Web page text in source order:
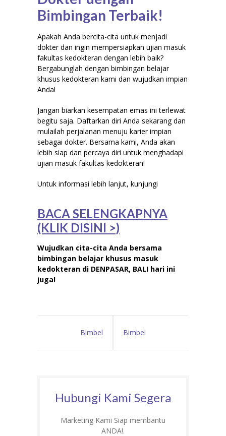
Bimbingan Terbaik!
Apakah Anda bercita-cita untuk menjadi
dokter dan ingin mempersiapkan ujian masuk
fakultas kedokteran dengan lebih baik?
Bergabunglah dengan bimbingan belajar
khusus kedokteran kami dan wujudkan impian
Anda!
Jangan biarkan kesempatan emas ini terlewat
begitu saja. Daftarkan diri Anda sekarang dan
mulailah perjalanan menuju karier impian
sebagai dokter. Bersama kami, Anda akan
lebih siap dan percaya diri untuk menghadapi
ujian masuk fakultas kedokteran!
Untuk informasi lebih lanjut, kunjungi
BACA SELENGKAPNYA
(KLIK DISINI >)
Wujudkan cita-cita Anda bersama
bimbingan belajar khusus masuk
kedokteran di DENPASAR, BALI hari ini
juga!
Bimbel
Program Bimbel
Khusus FK
Bimbel
Bimbel Khusus
Hubungi Kami Segera
Marketing Kami Siap membantu
ANDA!.